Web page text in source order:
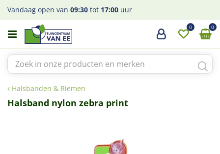
a
Halsbanden & Riemen
Vandaag open van 09:30 tot 17:00 uur
Halsband nylon zebra print